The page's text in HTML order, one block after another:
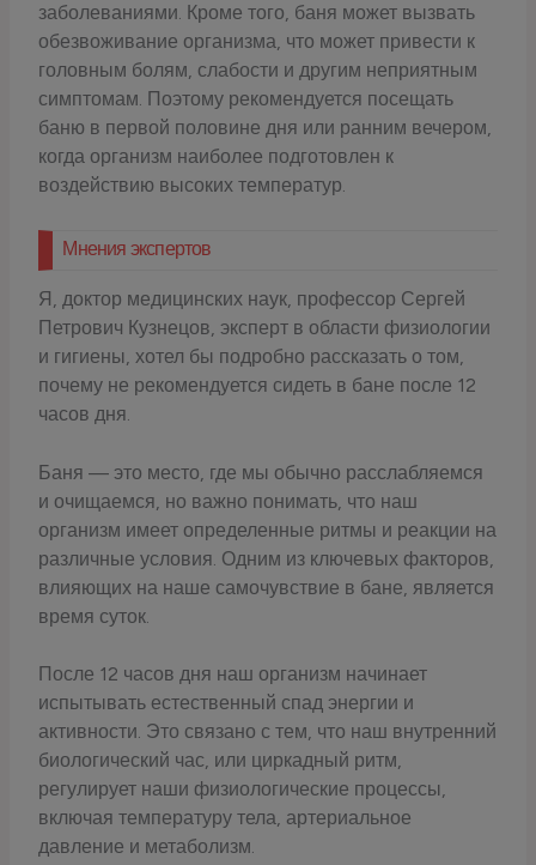
заболеваниями. Кроме того, баня может вызвать
обезвоживание организма, что может привести к
головным болям, слабости и другим неприятным
симптомам. Поэтому рекомендуется посещать
баню в первой половине дня или ранним вечером,
когда организм наиболее подготовлен к
воздействию высоких температур.
Мнения экспертов
Я, доктор медицинских наук, профессор Сергей
Петрович Кузнецов, эксперт в области физиологии
и гигиены, хотел бы подробно рассказать о том,
почему не рекомендуется сидеть в бане после 12
часов дня.
Баня — это место, где мы обычно расслабляемся
и очищаемся, но важно понимать, что наш
организм имеет определенные ритмы и реакции на
различные условия. Одним из ключевых факторов,
влияющих на наше самочувствие в бане, является
время суток.
После 12 часов дня наш организм начинает
испытывать естественный спад энергии и
активности. Это связано с тем, что наш внутренний
биологический час, или циркадный ритм,
регулирует наши физиологические процессы,
включая температуру тела, артериальное
давление и метаболизм.